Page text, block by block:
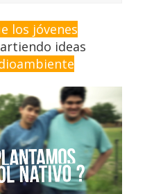
los jóvenes
ideas